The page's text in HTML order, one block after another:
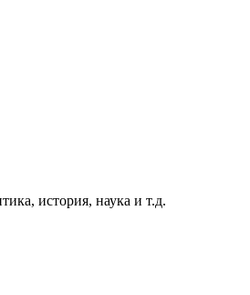
история, наука и т.д.